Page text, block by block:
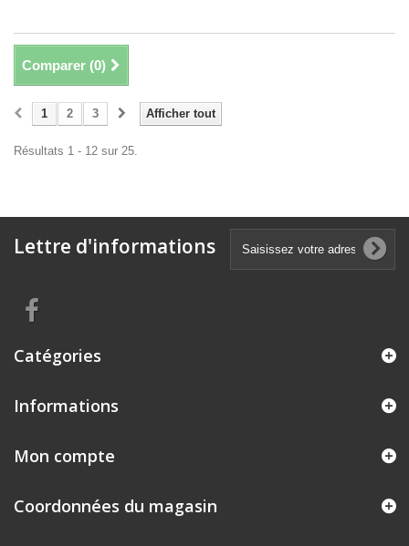
Comparer (0)
Afficher tout
1 2 3
Résultats 1 - 12 sur 25.
Lettre d'informations
Catégories
Informations
Mon compte
Coordonnées du magasin